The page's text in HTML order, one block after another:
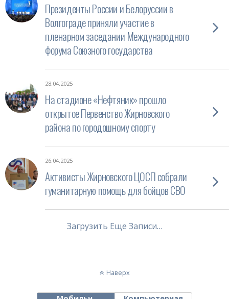
Президенты России и Белоруссии в
Волгограде приняли участие в
пленарном заседании Международного
форума Союзного государства
28.04.2025
На стадионе «Нефтяник» прошло
открытое Первенство Жирновского
района по городошному спорту
26.04.2025
Активисты Жирновского ЦОСП собрали
гуманитарную помощь для бойцов СВО
Загрузить Еще Записи…
Наверх